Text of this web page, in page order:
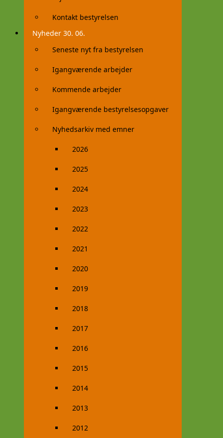
Kontakt bestyrelsen
Nyheder 30. 06.
Seneste nyt fra bestyrelsen
Igangværende arbejder
Kommende arbejder
Igangværende bestyrelsesopgaver
Nyhedsarkiv med emner
2026
2025
2024
2023
2022
2021
2020
2019
2018
2017
2016
2015
2014
2013
2012